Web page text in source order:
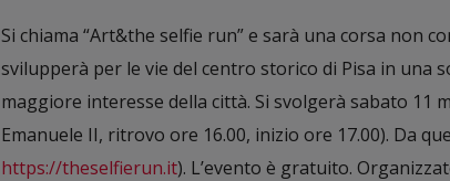
Si chiama “Art&the selfie run” e sarà una corsa non
svilupperà per le vie del centro storico di Pisa in una
maggiore interesse della città. Si svolgerà sabato 11
Emanuele II, ritrovo ore 16.00, inizio ore 17.00). Da
https://theselfierun.it). L’evento è gratuito.